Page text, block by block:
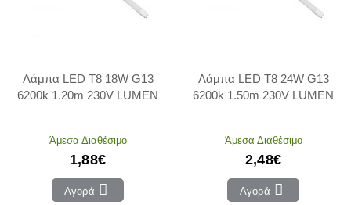
Λάμπα LED T8 18W G13
6200k 1.20m 230V LUMEN
Άμεσα Διαθέσιμο
1,88€
Αγορά
Λάμπα LED T8 24W G13
6200k 1.50m 230V LUMEN
Άμεσα Διαθέσιμο
2,48€
Αγορά